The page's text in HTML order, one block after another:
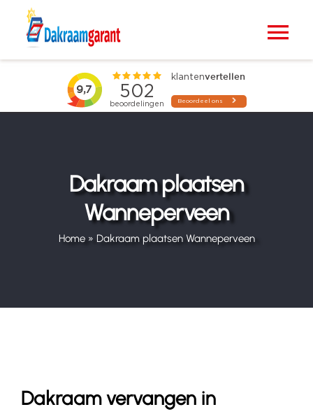
Blogs
Dakraam plaatsen
Wanneperveen
Home» Dakraam plaatsen Wanneperveen
Dakraam vervangen in